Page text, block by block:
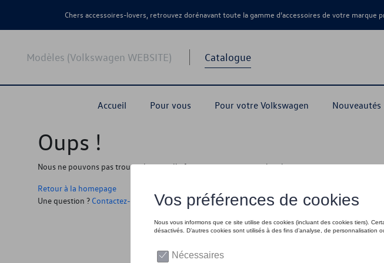
Chers accessoires-lovers, retrouvez dorénavant toute la gamme d’accessoires de votre
Modèles (Volkswagen WEBSITE) Catalogue
Accueil Pour vous Pour votre Volkswagen Nouveautés
Oups !
Nous ne pouvons pas trouver la page, l'information que vous recherchez
Retour à la homepage
Une question ? Contactez-nous